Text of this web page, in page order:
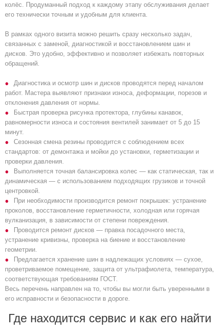
колёс. Продуманный подход к каждому этапу обслуживания делает
его технически точным и удобным для клиента.
В рамках одного визита можно решить сразу несколько задач,
связанных с заменой, диагностикой и восстановлением шин и
дисков. Это удобно, эффективно и позволяет избежать повторных
обращений.
Диагностика и осмотр шин и дисков проводятся перед началом
работ. Мастера выявляют признаки износа, деформации, порезов и
отклонения давления от нормы.
Быстрая проверка рисунка протектора, глубины канавок,
равномерности износа и состояния вентилей занимает от 5 до 15
минут.
Сезонная смена резины проводится с соблюдением всех
стандартов: от демонтажа и мойки до установки, герметизации и
проверки давления.
Выполняется точная балансировка колес — как статическая, так и
динамическая — с использованием подходящих грузиков и точной
центровкой.
При необходимости производится ремонт покрышек: устранение
проколов, восстановление герметичности, холодная или горячая
вулканизация, в зависимости от степени повреждения.
Проводится ремонт дисков — правка посадочного места,
устранение кривизны, проверка на биение и восстановление
геометрии.
Предлагается хранение шин в надлежащих условиях — сухое,
проветриваемое помещение, защита от ультрафиолета, температура,
соответствующая требованиям ГОСТ.
Весь перечень направлен на то, чтобы вы могли быть уверенными в
его исправности и безопасности в дороге.
Где находится сервис и как его найти